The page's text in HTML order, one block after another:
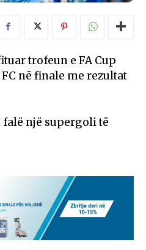
trofeun e FA Cup
në finale me rezultat
një supergoli të